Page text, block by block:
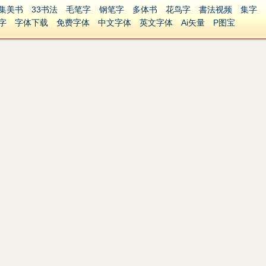
美书 33书法 毛笔字 钢笔字 多体书 花鸟字 書法视频
集字
字体下载 免费字体 中文字体 英文字体 Ai矢量 P图宝